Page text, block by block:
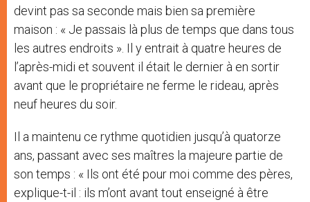
devint pas sa seconde mais bien sa première
maison : « Je passais là plus de temps que dans tous
les autres endroits ». Il y entrait à quatre heures de
l’après-midi et souvent il était le dernier à en sortir
avant que le propriétaire ne ferme le rideau, après
neuf heures du soir.
Il a maintenu ce rythme quotidien jusqu’à quatorze
ans, passant avec ses maîtres la majeure partie de
son temps : « Ils ont été pour moi comme des pères,
explique-t-il : ils m’ont avant tout enseigné à être